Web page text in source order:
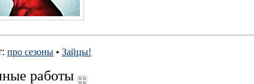
про сезоны • Зайцы!
работы